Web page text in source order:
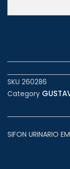
SKU 260286
Category
SIFON URINARIO